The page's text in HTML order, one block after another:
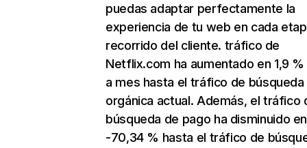
puedas adaptar perfectamente la
experiencia de tu web en cada
recorrido del cliente. tráfico de
Netflix.com ha aumentado en 1,9
a mes hasta el tráfico de búsqueda
orgánica actual. Además, el tráfico
búsqueda de pago ha disminuido en
-70,34 % hasta el tráfico de